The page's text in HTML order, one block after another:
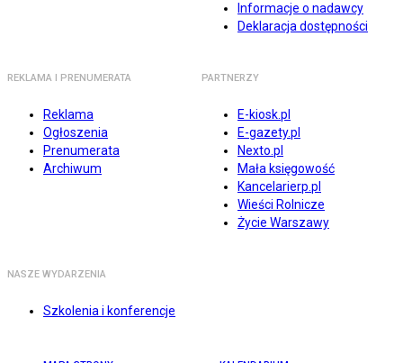
Informacje o nadawcy
Deklaracja dostępności
REKLAMA I PRENUMERATA
Reklama
Ogłoszenia
Prenumerata
Archiwum
PARTNERZY
E-kiosk.pl
E-gazety.pl
Nexto.pl
Mała księgowość
Kancelarierp.pl
Wieści Rolnicze
Życie Warszawy
NASZE WYDARZENIA
Szkolenia i konferencje